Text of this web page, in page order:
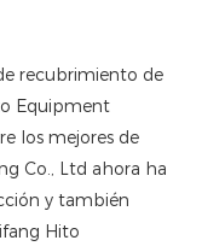
recubrimiento de
Equipment
los mejores de
Co., Ltd ahora ha
y también
Hito